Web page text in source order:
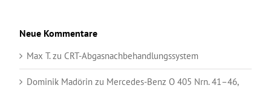
Neue Kommentare
Max T.zu CRT-Abgasnachbehandlungssystem
Dominik Madörin zu Mercedes-Benz O 405 Nrn. 41–46,